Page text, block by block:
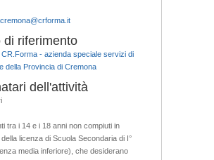
di riferimento
- azienda speciale servizi di
della Provincia di Cremona
dell'attività
tra i 14 e i 18 anni non compiuti in
licenza di Scuola Secondaria di I°
media inferiore), che desiderano